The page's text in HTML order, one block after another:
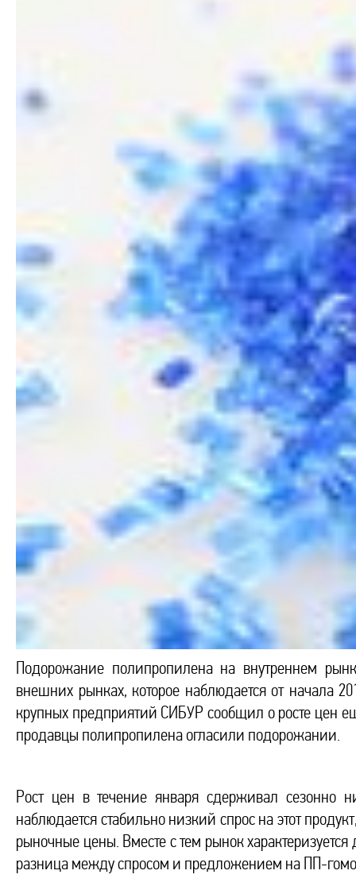
Подорожание полипропилена на внутреннем
внешних рынках, которое наблюдается от начала
крупных предприятий СИБУР сообщил о росте цен
продавцы полипропилена огласили подорожании.
Рост цен в течение января сдерживал
наблюдается стабильно низкий спрос на этот
рыночные цены. Вместе с тем рынок
разница между спросом и предложением на ПП-